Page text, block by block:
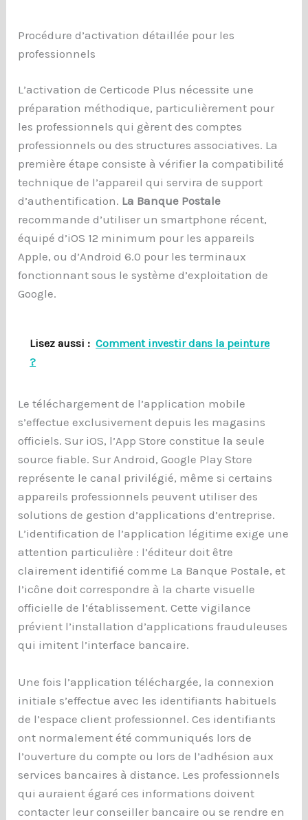
Procédure d’activation détaillée pour les
professionnels
L’activation de Certicode Plus nécessite une
préparation méthodique, particulièrement pour
les professionnels qui gèrent des comptes
professionnels ou des structures associatives. La
première étape consiste à vérifier la compatibilité
technique de l’appareil qui servira de support
d’authentification. La Banque Postale
recommande d’utiliser un smartphone récent,
équipé d’iOS 12 minimum pour les appareils
Apple, ou d’Android 6.0 pour les terminaux
fonctionnant sous le système d’exploitation de
Google.
Lisez aussi : Comment investir dans la peinture
?
Le téléchargement de l’application mobile
s’effectue exclusivement depuis les magasins
officiels. Sur iOS, l’App Store constitue la seule
source fiable. Sur Android, Google Play Store
représente le canal privilégié, même si certains
appareils professionnels peuvent utiliser des
solutions de gestion d’applications d’entreprise.
L’identification de l’application légitime exige une
attention particulière : l’éditeur doit être
clairement identifié comme La Banque Postale, et
l’icône doit correspondre à la charte visuelle
officielle de l’établissement. Cette vigilance
prévient l’installation d’applications frauduleuses
qui imitent l’interface bancaire.
Une fois l’application téléchargée, la connexion
initiale s’effectue avec les identifiants habituels
de l’espace client professionnel. Ces identifiants
ont normalement été communiqués lors de
l’ouverture du compte ou lors de l’adhésion aux
services bancaires à distance. Les professionnels
qui auraient égaré ces informations doivent
contacter leur conseiller bancaire ou se rendre en